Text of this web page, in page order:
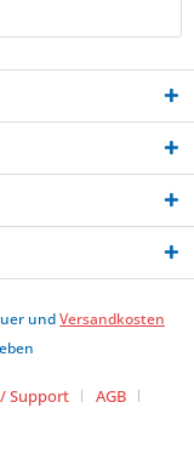
undVersandkosten
Support
AGB